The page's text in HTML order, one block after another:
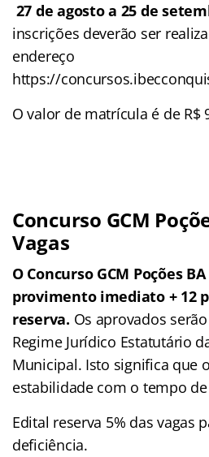
27 de agostoa 25 de
inscrições deverão ser
endereço
https://
O valor de matrícula é de R$
Concurso GCM
Vagas
O Concurso GCM Poções
provimento imediato + 12
reserva. Os aprovados
Regime Jurídico Estatutário
Municipal. Isto significa que
estabilidade com o tempo
Edital reserva 5% das vagas
deficiência.